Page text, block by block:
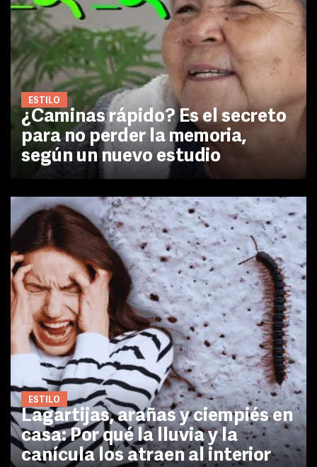
ESTILO
¿Caminas rápido? Es el secreto
para no perder la memoria,
según un nuevo estudio
ESTILO
Lagartijas, arañas y ciempiés en
casa: Por qué la lluvia y la
canícula los atraen al interior